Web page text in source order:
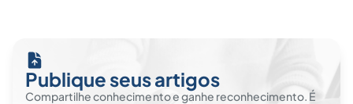
Publique seus artigos
Compartilhe conhecimento e ganhe reconhecimento. É